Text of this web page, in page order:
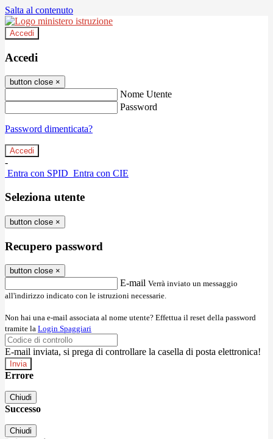
Salta al contenuto
Accedi
Accedi
button close ×
Nome Utente
Password
Password dimenticata?
-
Entra con SPID Entra con CIE
Seleziona utente
button close ×
Recupero password
button close ×
E-mail Verrà inviato un messaggio
all'indirizzo indicato con le istruzioni necessarie.
Non hai una e-mail associata al nome utente? Effettua il reset della password
tramite la Login Spaggiari
E-mail inviata, si prega di controllare la casella di posta elettronica!
Errore
Chiudi
Successo
Chiudi